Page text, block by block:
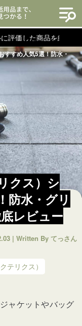
た商品を紹介！
すすめ人気5選！防水・
クス）シ
防水・グリ
レビュー
| Written By てっさん
テリクス）
ャケットやバッグ